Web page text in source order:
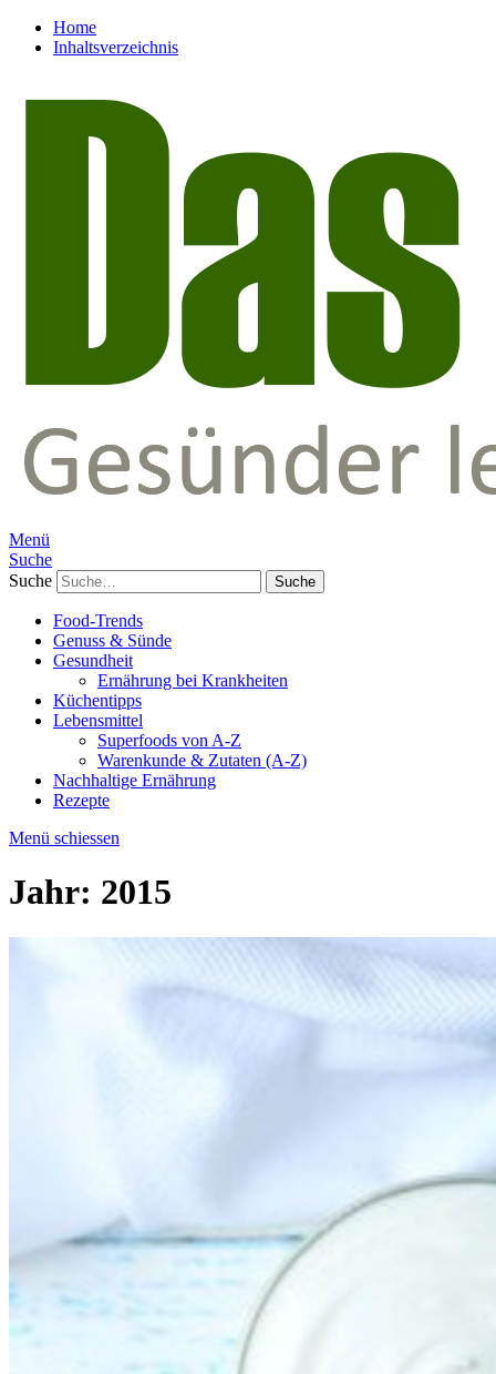
Home
Inhaltsverzeichnis
Menü
Suche
Suche
Food-Trends
Genuss & Sünde
Gesundheit
Ernährung bei Krankheiten
Küchentipps
Lebensmittel
Superfoods von A-Z
Warenkunde & Zutaten (A-Z)
Nachhaltige Ernährung
Rezepte
Menü schiessen
Jahr: 2015